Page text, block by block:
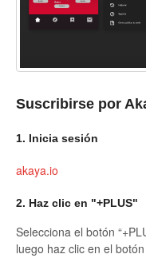
Suscribirse por
1. Inicia sesión
akaya.io
2. Haz clic en "+PLUS"
Selecciona el botón
luego haz clic en el